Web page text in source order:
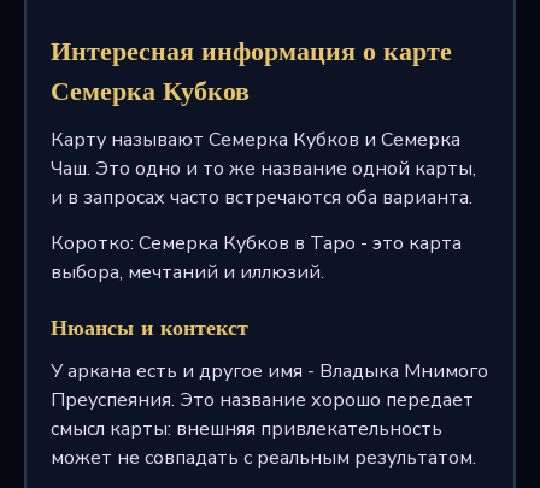
Интересная информация о карте
Семерка Кубков
Карту называют Семерка Кубков и Семерка
Чаш. Это одно и то же название одной карты,
и в запросах часто встречаются оба варианта.
Коротко: Семерка Кубков в Таро - это карта
выбора, мечтаний и иллюзий.
Нюансы и контекст
У аркана есть и другое имя - Владыка Мнимого
Преуспеяния. Это название хорошо передает
смысл карты: внешняя привлекательность
может не совпадать с реальным результатом.